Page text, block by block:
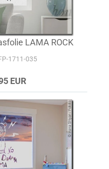
LAMA ROCK
1711-035
EUR